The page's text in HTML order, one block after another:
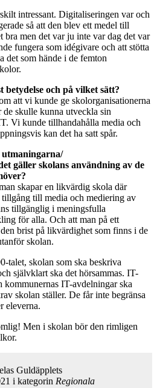
intressant. Digitaliseringen var och
så att den blev ett medel till
men det var ju inte var dag det var
fungera som idégivare och att stötta
det som hände i de femton
och på vilket sätt?
att vi kunde ge skolorganisationerna
skulle kunna utveckla sin
Vi kunde tillhandahålla media och
kan det ha satt spår.
utmaningarna/
gäller skolans användning av de
skapar en likvärdig skola där
till media och mediering av
tillgänglig i meningsfulla
för alla. Och att man på ett
brist på likvärdighet som finns i de
skolan.
talet, skolan som ska beskriva
självklart ska det hörsammas. IT-
kommunernas IT-avdelningar ska
skolan ställer. De får inte begränsa
eleverna.
Men i skolan bör den rimligen
Guldäpplets
i kategorin Regionala